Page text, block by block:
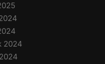
2024